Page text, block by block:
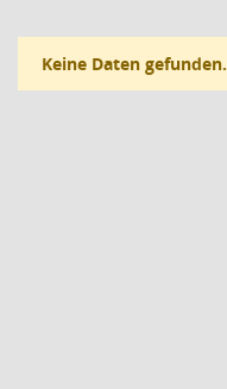
Keine Daten gefunden.